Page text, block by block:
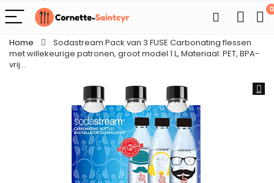
0
Home
Sodastream Pack van 3 FUSE Carbonating flessen
met willekeurige patronen, groot model 1 L, Materiaal: PET, BPA-
vrij…